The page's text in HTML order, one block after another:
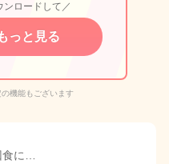
ンロードして／
っと見る
機能もございます
に…